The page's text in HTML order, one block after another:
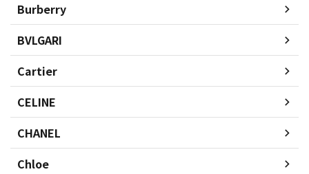
Burberry
BVLGARI
Cartier
CELINE
CHANEL
Chloe